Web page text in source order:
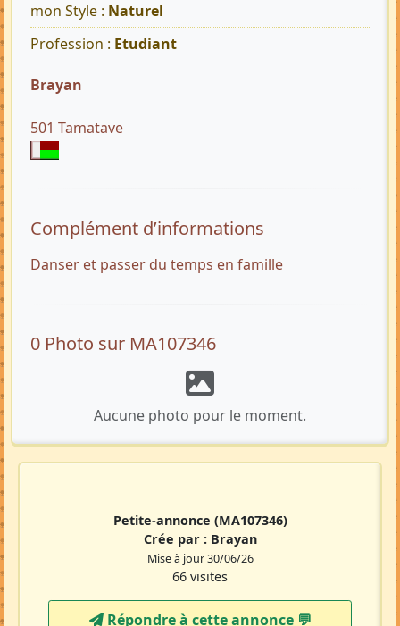
mon Style : Naturel
Profession : Etudiant
Brayan
501 Tamatave
Complément d’informations
Danser et passer du temps en famille
0 Photo sur MA107346
Aucune photo pour le moment.
Petite-annonce (MA107346)
Crée par : Brayan
Mise à jour 30/06/26
66 visites
Répondre à cette annonce 💬​